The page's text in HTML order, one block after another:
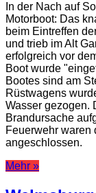
In der Nach auf
Motorboot: Das
beim Eintreffen
und trieb im Alt
erfolgreich vor
Boot wurde
Bootes sind am
Rüstwagens
Wasser gezogen.
Brandursache
Feuerwehr waren
angeschlossen.
Mehr »